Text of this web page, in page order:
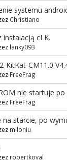
systemu
Christiano
instalacją cLK.
lanky093
KitKat-CM11.0
FreeFrag
nie startuje
FreeFrag
na starcie, po
miloniu
robertkoval